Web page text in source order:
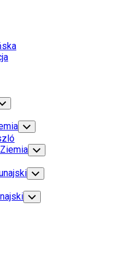
Menu
Toggle
Child
Menu
Toggle
Child
Menu
Toggle
Child
Menu
Toggle
Child